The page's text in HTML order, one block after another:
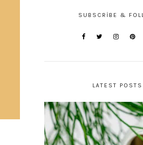
SUBSCRIBE &
LATEST POSTS